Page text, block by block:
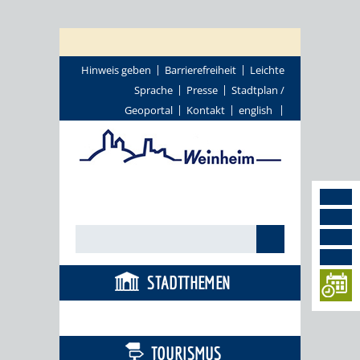
Hinweis geben Barrierefreiheit
Leichte
Sprache
Presse
Stadtplan /
Geoportal
Kontakt english
STADTTHEMEN
TOURISMUS